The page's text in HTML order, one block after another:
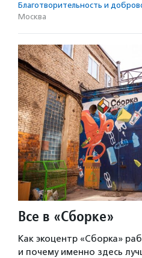
Благотвори­тель­ность и
Москва
Все в «Сборке»
Как экоцентр «Сборка»
и почему именно здесь